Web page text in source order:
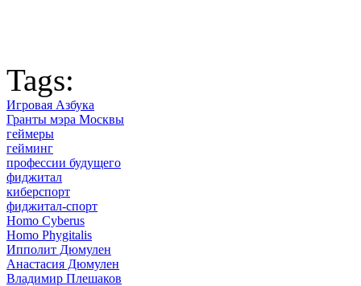
Tags:
Игровая Азбука
Гранты мэра Москвы
геймеры
гейминг
профессии будущего
фиджитал
киберспорт
фиджитал-спорт
Homo Cyberus
Homo Phygitalis
Ипполит Дюмулен
Анастасия Дюмулен
Владимир Плешаков